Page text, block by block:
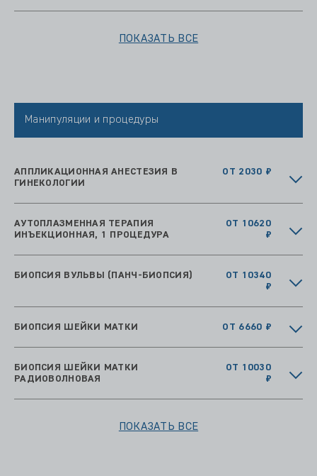
ПОКАЗАТЬ ВСЕ
Манипуляции и процедуры
АППЛИКАЦИОННАЯ АНЕСТЕЗИЯ В
ГИНЕКОЛОГИИ
ОТ 2030 ₽
АУТОПЛАЗМЕННАЯ ТЕРАПИЯ
ИНЪЕКЦИОННАЯ, 1 ПРОЦЕДУРА
ОТ 10620
₽
БИОПСИЯ ВУЛЬВЫ (ПАНЧ-БИОПСИЯ)
ОТ 10340
₽
БИОПСИЯ ШЕЙКИ МАТКИ ОТ 6660 ₽
БИОПСИЯ ШЕЙКИ МАТКИ
РАДИОВОЛНОВАЯ
ОТ 10030
₽
ПОКАЗАТЬ ВСЕ